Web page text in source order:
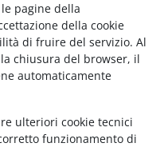
pagine della
della cookie
di fruire del servizio. Al
chiusura del browser, il
automaticamente
ulteriori cookie tecnici
funzionamento di